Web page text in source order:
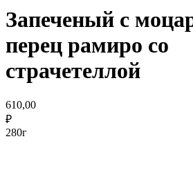
Запеченый с
перец рамиро со
страчетеллой
610,00
₽
280г